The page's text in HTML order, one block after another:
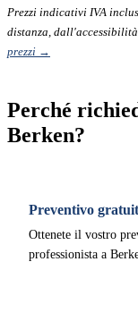
Prezzi indicativi IVA
distanza,
prezzi →
Perché
Berken?
Preventivo
Ottenete il vostro
professionista a